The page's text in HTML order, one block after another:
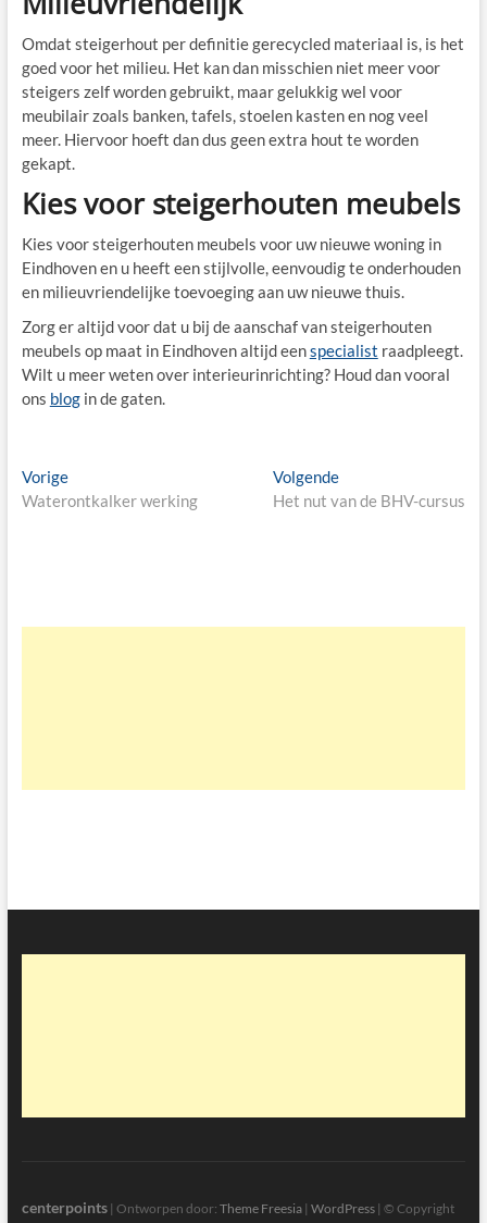
Omdat steigerhout per definitie gerecycled materiaal is, is het
goed voor het milieu. Het kan dan misschien niet meer voor
steigers zelf worden gebruikt, maar gelukkig wel voor
meubilair zoals banken, tafels, stoelen kasten en nog veel
meer. Hiervoor hoeft dan dus geen extra hout te worden
gekapt.
Kies voor steigerhouten meubels
Kies voor steigerhouten meubels voor uw nieuwe woning in
Eindhoven en u heeft een stijlvolle, eenvoudig te onderhouden
en milieuvriendelijke toevoeging aan uw nieuwe thuis.
Zorg er altijd voor dat u bij de aanschaf van steigerhouten
meubels op maat in Eindhoven altijd eenspecialist raadpleegt.
Wilt u meer weten over interieurinrichting? Houd dan vooral
ons blogin de gaten.
Bericht
navigatie
VorigeVorige
bericht:
Waterontkalker werking
VolgendeVolgende
bericht:
Het nut van de BHV-cursus
centerpoints| Ontworpen door: Theme Freesia| WordPress| © Copyright